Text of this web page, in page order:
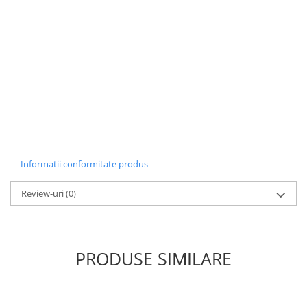
Informatii conformitate produs
Review-uri(0)
PRODUSE SIMILARE